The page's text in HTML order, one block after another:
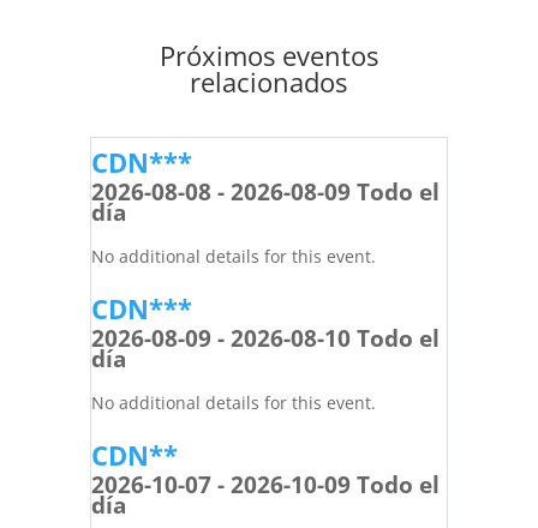
Próximos eventos
relacionados
CDN***
2026-08-08 - 2026-08-09 Todo el
día
No additional details for this event.
CDN***
2026-08-09 - 2026-08-10 Todo el
día
No additional details for this event.
CDN**
2026-10-07 - 2026-10-09 Todo el
día